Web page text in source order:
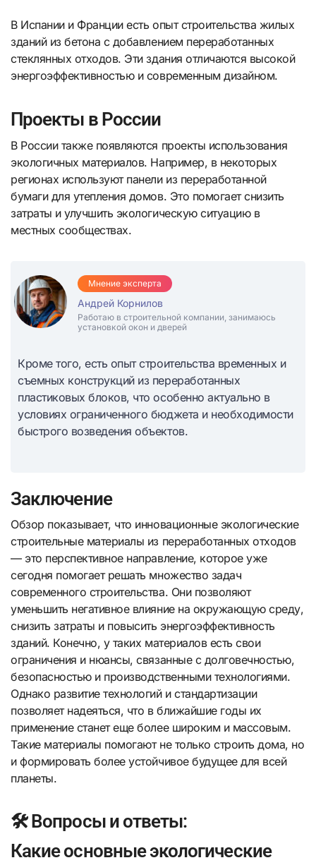
В Испании и Франции есть опыт строительства жилых
зданий из бетона с добавлением переработанных
стеклянных отходов. Эти здания отличаются высокой
энергоэффективностью и современным дизайном.
Проекты в России
В России также появляются проекты использования
экологичных материалов. Например, в некоторых
регионах используют панели из переработанной
бумаги для утепления домов. Это помогает снизить
затраты и улучшить экологическую ситуацию в
местных сообществах.
Мнение эксперта
Андрей Корнилов
Работаю в строительной компании, занимаюсь
установкой окон и дверей
Кроме того, есть опыт строительства временных и
съемных конструкций из переработанных
пластиковых блоков, что особенно актуально в
условиях ограниченного бюджета и необходимости
быстрого возведения объектов.
Заключение
Обзор показывает, что инновационные экологические
строительные материалы из переработанных отходов
— это перспективное направление, которое уже
сегодня помогает решать множество задач
современного строительства. Они позволяют
уменьшить негативное влияние на окружающую среду,
снизить затраты и повысить энергоэффективность
зданий. Конечно, у таких материалов есть свои
ограничения и нюансы, связанные с долговечностью,
безопасностью и производственными технологиями.
Однако развитие технологий и стандартизации
позволяет надеяться, что в ближайшие годы их
применение станет еще более широким и массовым.
Такие материалы помогают не только строить дома, но
и формировать более устойчивое будущее для всей
планеты.
🛠️ Вопросы и ответы:
Какие основные экологические